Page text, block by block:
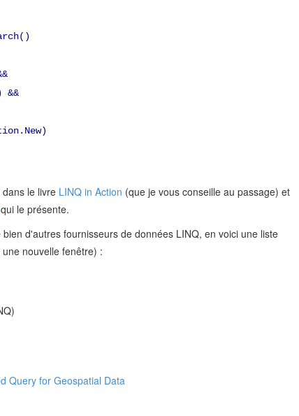
le livre LINQ in Action (que je vous conseille au passage) et
qui le présente.
d'autres fournisseurs de données LINQ, en voici une liste
nouvelle fenêtre) :
Query for Geospatial Data